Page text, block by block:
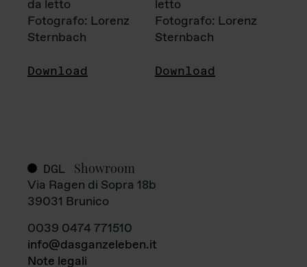
da letto
Fotografo: Lorenz
Sternbach
Download
letto
Fotografo: Lorenz
Sternbach
Download
DGL Showroom
Via Ragen di Sopra 18b
39031 Brunico
0039 0474 771510
info@dasganzeleben.it
Note legali